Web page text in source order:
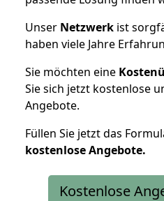
Unser Netzwerk ist
haben viele Jahre
Sie möchten eine
Sie sich jetzt kostenlose
Angebote.
Füllen Sie jetzt das
kostenloseAngebote.
Kostenlose